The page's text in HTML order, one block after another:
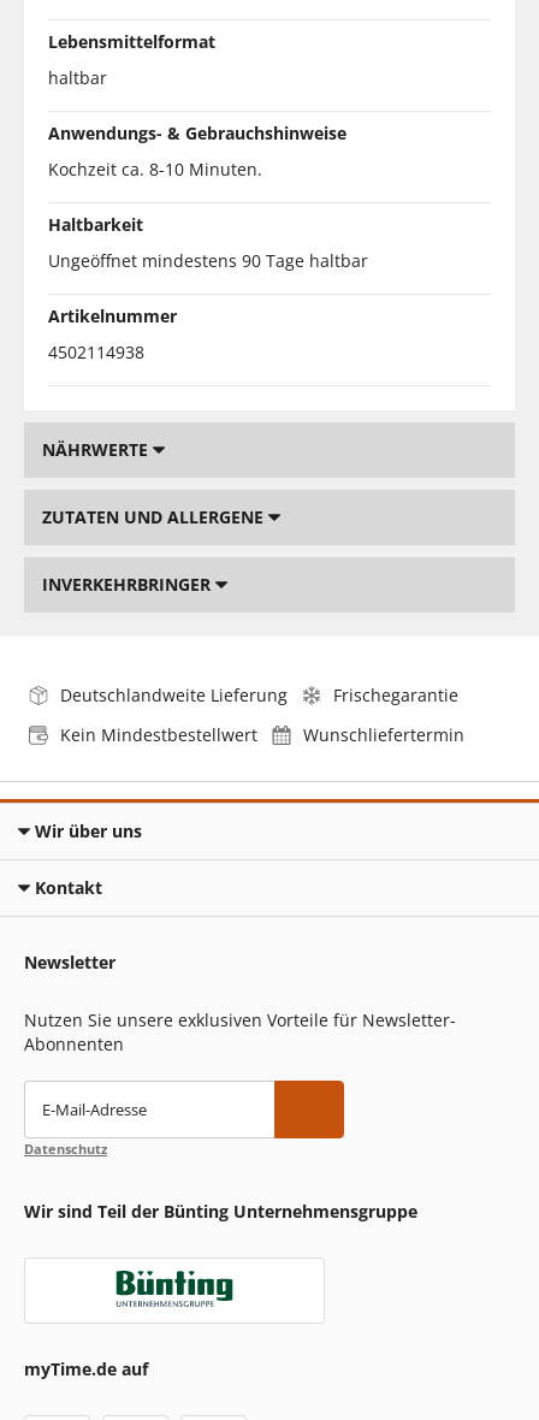
Lebensmittelformat
haltbar
Anwendungs- & Gebrauchshinweise
Kochzeit ca. 8-10 Minuten.
Haltbarkeit
Ungeöffnet mindestens 90 Tage haltbar
Artikelnummer
4502114938
NÄHRWERTE
ZUTATEN UND ALLERGENE
INVERKEHRBRINGER
Deutschlandweite Lieferung
Frischegarantie
Kein Mindestbestellwert
Wunschliefertermin
Wir über uns
Kontakt
Newsletter
Nutzen Sie unsere exklusiven Vorteile für Newsletter-
Abonnenten
E-Mail-Adresse
Datenschutz
Wir sind Teil der Bünting Unternehmensgruppe
myTime.de auf